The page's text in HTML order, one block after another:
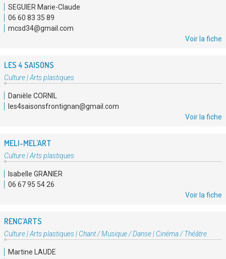
:
SEGUIER Marie-Claude
06 60 83 35 89
mcsd34@gmail.com
Voir la fiche
LES 4 SAISONS
Type
:
Culture|Arts plastiques
Danièle CORNIL
les4saisonsfrontignan@gmail.com
Voir la fiche
MELI-MEL’ART
Type
:
Culture|Arts plastiques
Isabelle GRANIER
06 67 95 54 26
Voir la fiche
RENC’ARTS
Type
:
Culture|Arts plastiques| Chant / Musique / Danse| Cinéma / Théâtre
Martine LAUDE